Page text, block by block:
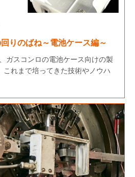
りのばね～電池ケース編～
ガスコンロの電池ケース向けの製
れまで培ってきた技術やノウハ